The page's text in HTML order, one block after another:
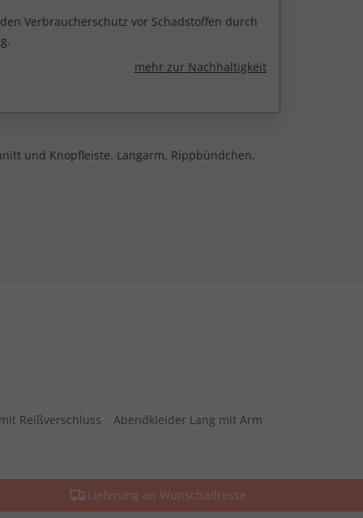
Verbraucherschutz vor Schadstoffen durch
mehr zur Nachhaltigkeit
und Knopfleiste. Langarm, Rippbündchen.
Reißverschluss Abendkleider Lang mit Arm
Lieferung an Wunschadresse